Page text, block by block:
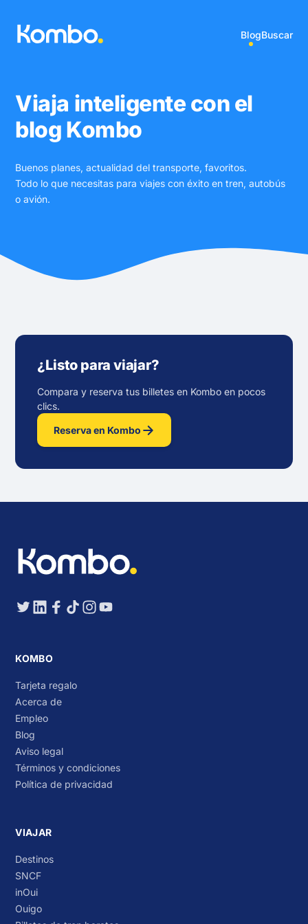
BlogBuscar
Viaja inteligente con el
blog Kombo
Buenos planes, actualidad del transporte, favoritos.
Todo lo que necesitas para viajes con éxito en tren, autobús
o avión.
¿Listo para viajar?
Compara y reserva tus billetes en Kombo en pocos
clics.
Reserva en Kombo
KOMBO
Tarjeta regalo
Acerca de
Empleo
Blog
Aviso legal
Términos y condiciones
Política de privacidad
VIAJAR
Destinos
SNCF
inOui
Ouigo